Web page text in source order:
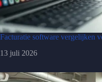
Facturatie software vergelijken
13 juli 2026